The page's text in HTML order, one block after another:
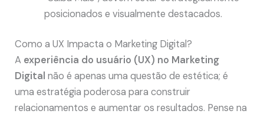
posicionados e visualmente destacados.
Como a UX Impacta o Marketing Digital?
A experiência do usuário (UX) no Marketing
Digital não é apenas uma questão de estética; é
uma estratégia poderosa para construir
relacionamentos e aumentar os resultados. Pense na